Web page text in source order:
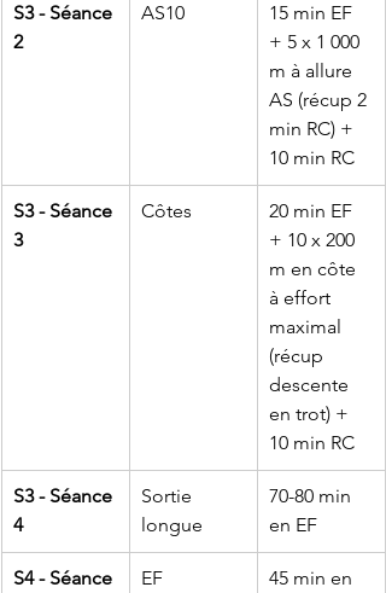
S3 - Séance
2
AS10
15 min EF
+ 5 x 1 000
m à allure
AS (récup 2
min RC) +
10 min RC
S3 - Séance
3
Côtes
20 min EF
+ 10 x 200
m en côte
à effort
maximal
(récup
descente
en trot) +
10 min RC
S3 - Séance
4
Sortie
longue
70-80 min
en EF
S4 - Séance
EF
45 min en